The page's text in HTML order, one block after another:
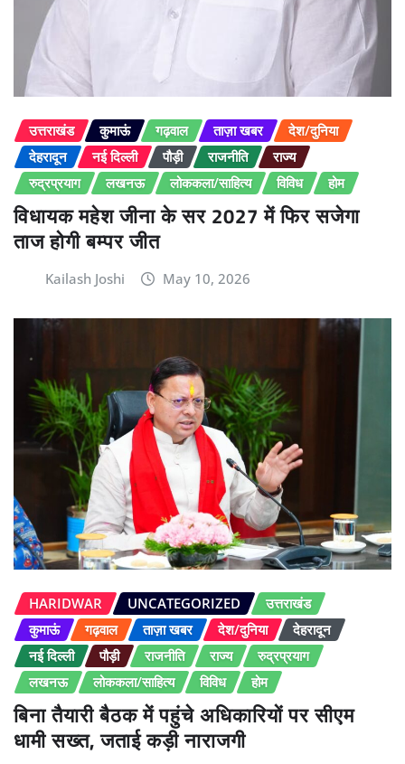
उत्तराखंड कुमाऊं गढ़वाल ताज़ा खबर
देश/दुनिया
देहरादून
नई दिल्ली पौड़ी राजनीति
राज्य
रुद्रप्रयाग
लखनऊ लोककला/साहित्य विविध होम
विधायक महेश जीना के सर 2027 में फिर सजेगा
ताज होगी बम्पर जीत
Kailash Joshi May 10, 2026
HARIDWAR UNCATEGORIZED
उत्तराखंड
कुमाऊं
गढ़वाल ताज़ा खबर देश/दुनिया
देहरादून
नई दिल्ली
पौड़ी राजनीति राज्य
रुद्रप्रयाग
लखनऊ
लोककला/साहित्य विविध होम
बिना तैयारी बैठक में पहुंचे अधिकारियों पर सीएम
धामी सख्त, जताई कड़ी नाराजगी